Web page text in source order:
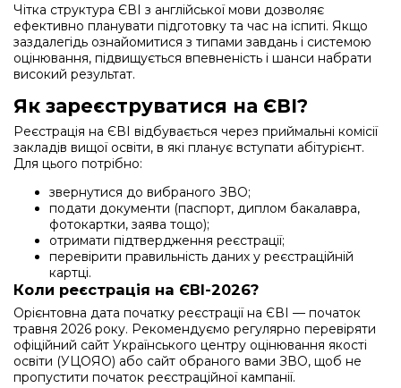
Чітка структура ЄВІ з англійської мови дозволяє
ефективно планувати підготовку та час на іспиті. Якщо
заздалегідь ознайомитися з типами завдань і системою
оцінювання, підвищується впевненість і шанси набрати
високий результат.
Як зареєструватися на ЄВІ?
Реєстрація на ЄВІ відбувається через приймальні комісії
закладів вищої освіти, в які планує вступати абітурієнт.
Для цього потрібно:
звернутися до вибраного ЗВО;
подати документи (паспорт, диплом бакалавра,
фотокартки, заява тощо);
отримати підтвердження реєстрації;
перевірити правильність даних у реєстраційній
картці.
Коли реєстрація на ЄВІ-2026?
Орієнтовна дата початку реєстрації на ЄВІ — початок
травня 2026 року. Рекомендуємо регулярно перевіряти
офіційний сайт Українського центру оцінювання якості
освіти (УЦОЯО) або сайт обраного вами ЗВО, щоб не
пропустити початок реєстраційної кампанії.